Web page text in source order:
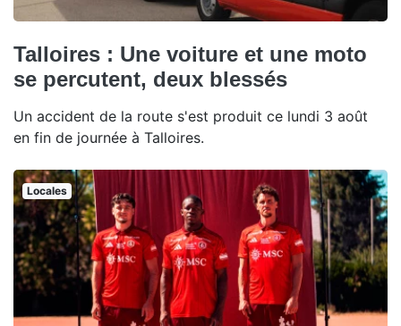
Talloires : Une voiture et une moto
se percutent, deux blessés
Un accident de la route s'est produit ce lundi 3 août
en fin de journée à Talloires.
Locales